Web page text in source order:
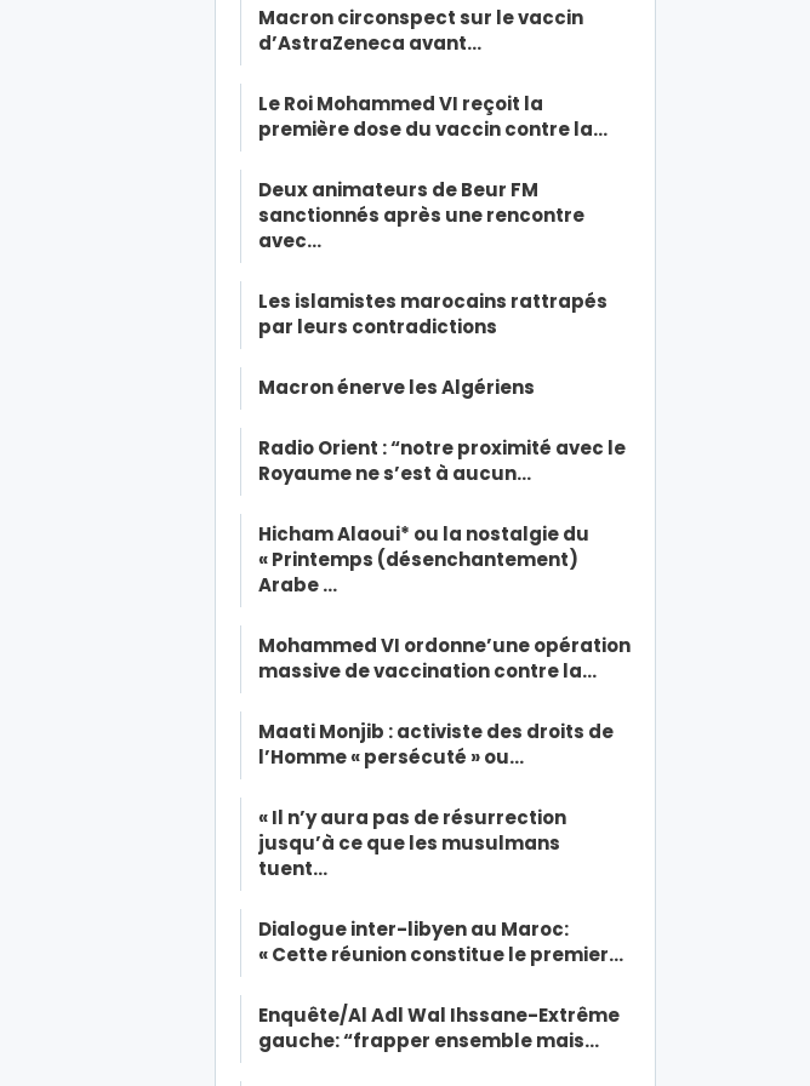
Macron circonspect sur le vaccin
d’AstraZeneca avant…
Le Roi Mohammed VI reçoit la
première dose du vaccin contre la…
Deux animateurs de Beur FM
sanctionnés après une rencontre
avec…
Les islamistes marocains rattrapés
par leurs contradictions
Macron énerve les Algériens
Radio Orient : “notre proximité avec le
Royaume ne s’est à aucun…
Hicham Alaoui* ou la nostalgie du
« Printemps (désenchantement)
Arabe …
Mohammed VI ordonne’une opération
massive de vaccination contre la…
Maati Monjib : activiste des droits de
l’Homme « persécuté » ou…
« Il n’y aura pas de résurrection
jusqu’à ce que les musulmans
tuent…
Dialogue inter-libyen au Maroc:
« Cette réunion constitue le premier…
Enquête/Al Adl Wal Ihssane-Extrême
gauche: “frapper ensemble mais…